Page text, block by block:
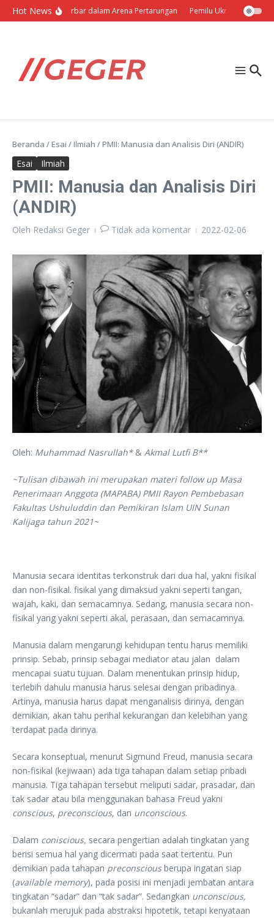
Lewati ke konten
Hot NewsPolitik Barbar dalam Arena Pertarungan Pemilu Ukraina: Milih
Beranda / Esai / Ilmiah / PMII: Manusia dan Analisis Diri (ANDIR)
Esai Ilmiah
PMII: Manusia dan Analisis Diri
(ANDIR)
Oleh Redaksi Geger Tidak ada komentar 2022-02-06
Oleh: Muhammad Nasrullah*& Akmal Lutfi B**
~Tulisan dibawah ini merupakan materi follow up Masa
Penerimaan Anggota (MAPABA) PMII Rayon Pembebasan
Fakultas Ushuluddin dan Pemikiran Islam UIN Sunan
Kalijaga tahun 2021~
Manusia secara identitas terkonstruk dari dua hal, yakni fisikal
dan non-fisikal. fisikal yang dimaksud yakni seperti tangan,
wajah, kaki, dan semacamnya. Sedang, manusia secara non-
fisikal yang yakni seperti akal, perasaan, dan semacamnya.
Manusia dalam mengarungi kehidupan tentu harus memiliki
prinsip. Sebab, prinsip sebagai mediator atau jalan dalam
mencapai suatu tujuan. Dalam menentukan prinsip hidup,
terlebih dahulu manusia harus selesai dengan pribadinya.
Artinya, manusia harus dapat menganalisis dirinya, dengan
demikian, akan tahu perihal kekurangan dan kelebihan yang
terdapat pada dirinya.
Secara konseptual, menurut Sigmund Freud, manusia secara
non-fisikal (kejiwaan) ada tiga tahapan dalam setiap pribadi
manusia. Tiga tahapan tersebut meliputi sadar, prasadar, dan
tak sadar atau bila menggunakan bahasa Freud yakni
conscious, preconscious, dan unconscious.
Dalam coniscious, secara pengertian adalah tingkatan yang
berisi semua hal yang dicermati pada saat tertentu. Pun
demikian pada tahapan preconsciousberupa ingatan siap
(available memory), pada posisi ini menjadi jembatan antara
tingkatan “sadar” dan “tak sadar”. Sedangkan unconscious,
bukanlah merujuk pada abstraksi hipotetik, tetapi kenyataan